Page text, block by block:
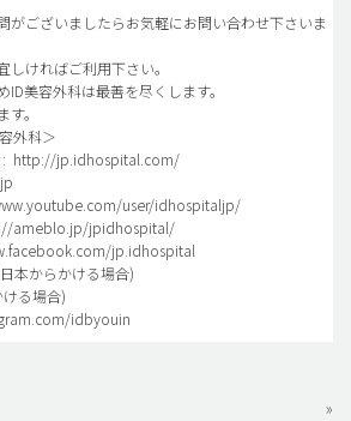
がございましたらお気軽にお問い合わせ下さいま
しければご利用下さい。
美容外科は最善を尽くします。
。
外科＞
: http://jp.idhospital.com/
user/idhospitaljp/
ameblo.jp/jpidhospital/
jp.idhospital
本からかける場合)
ける場合)
idbyouin
»